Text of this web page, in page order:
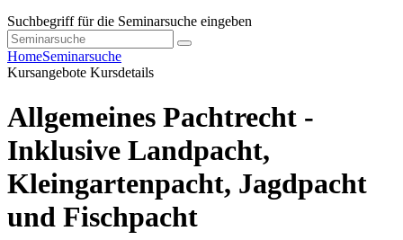
Suchbegriff für die Seminarsuche eingeben
HomeSeminarsuche
Kursangebote Kursdetails
Allgemeines Pachtrecht -
Inklusive Landpacht,
Kleingartenpacht, Jagdpacht
und Fischpacht